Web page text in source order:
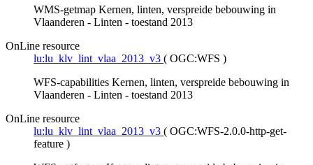
WMS-getmap Kernen, linten, verspreide bebouwing in
Vlaanderen - Linten - toestand 2013
OnLine resource
lu:lu_klv_lint_vlaa_2013_v3 ( OGC:WFS )
WFS-capabilities Kernen, linten, verspreide bebouwing in
Vlaanderen - Linten - toestand 2013
OnLine resource
lu:lu_klv_lint_vlaa_2013_v3 ( OGC:WFS-2.0.0-http-get-
feature )